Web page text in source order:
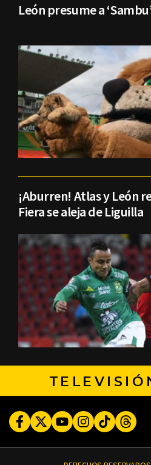
León presume a
¡Aburren! Atlas y León
Fiera se aleja de Liguilla
FacebookTwitterYoutubeInstagram
TikTok